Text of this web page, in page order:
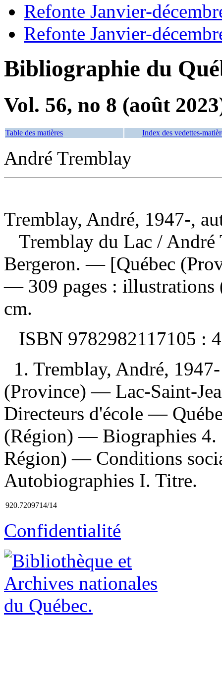
Refonte Janvier-
Refonte Janvier-
Bibliographie du
Vol. 56, no 8 (août
Table des matières Index des vedettes-
André Tremblay
Tremblay, André, 1947-,
Tremblay du Lac / André
Bergeron. — [Québec
— 309 pages : illustrations
cm.
ISBN 9782982117105 :
1. Tremblay, André,
(Province) — Lac-Saint-
Directeurs d'école —
(Région) — Biographies 4.
Région) — Conditions
Autobiographies I. Titre.
920.7209714/14
Confidentialité